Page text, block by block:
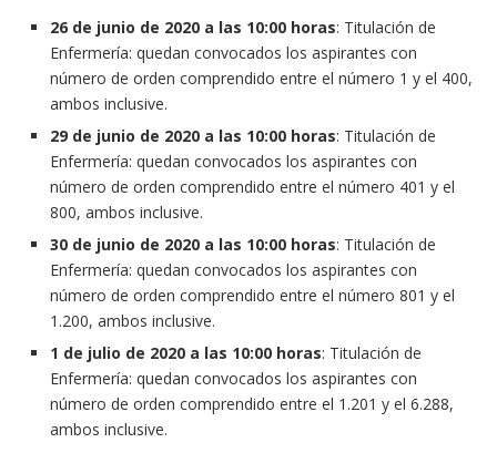
26 de junio de 2020 a las 10:00 horas: Titulación de
Enfermería: quedan convocados los aspirantes con
número de orden comprendido entre el número 1 y el 400,
ambos inclusive.
29 de junio de 2020 a las 10:00 horas: Titulación de
Enfermería: quedan convocados los aspirantes con
número de orden comprendido entre el número 401 y el
800, ambos inclusive.
30 de junio de 2020 a las 10:00 horas: Titulación de
Enfermería: quedan convocados los aspirantes con
número de orden comprendido entre el número 801 y el
1.200, ambos inclusive.
1 de julio de 2020 a las 10:00 horas: Titulación de
Enfermería: quedan convocados los aspirantes con
número de orden comprendido entre el 1.201 y el 6.288,
ambos inclusive.